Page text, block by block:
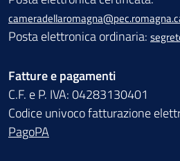
Posta elettronica ordinaria:
Fatture e pagamenti
C.F. e P. IVA: 04283130401
Codice univoco fatturazione
PagoPA